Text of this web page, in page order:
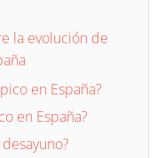
la evolución de
en España?
en España?